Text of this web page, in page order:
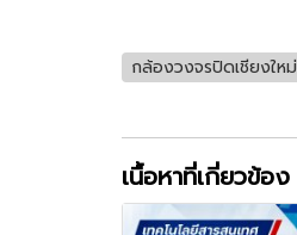
กล้องวงจรปิดเชียงใหม่
เนื้อหาที่เกี่ยวข้อง